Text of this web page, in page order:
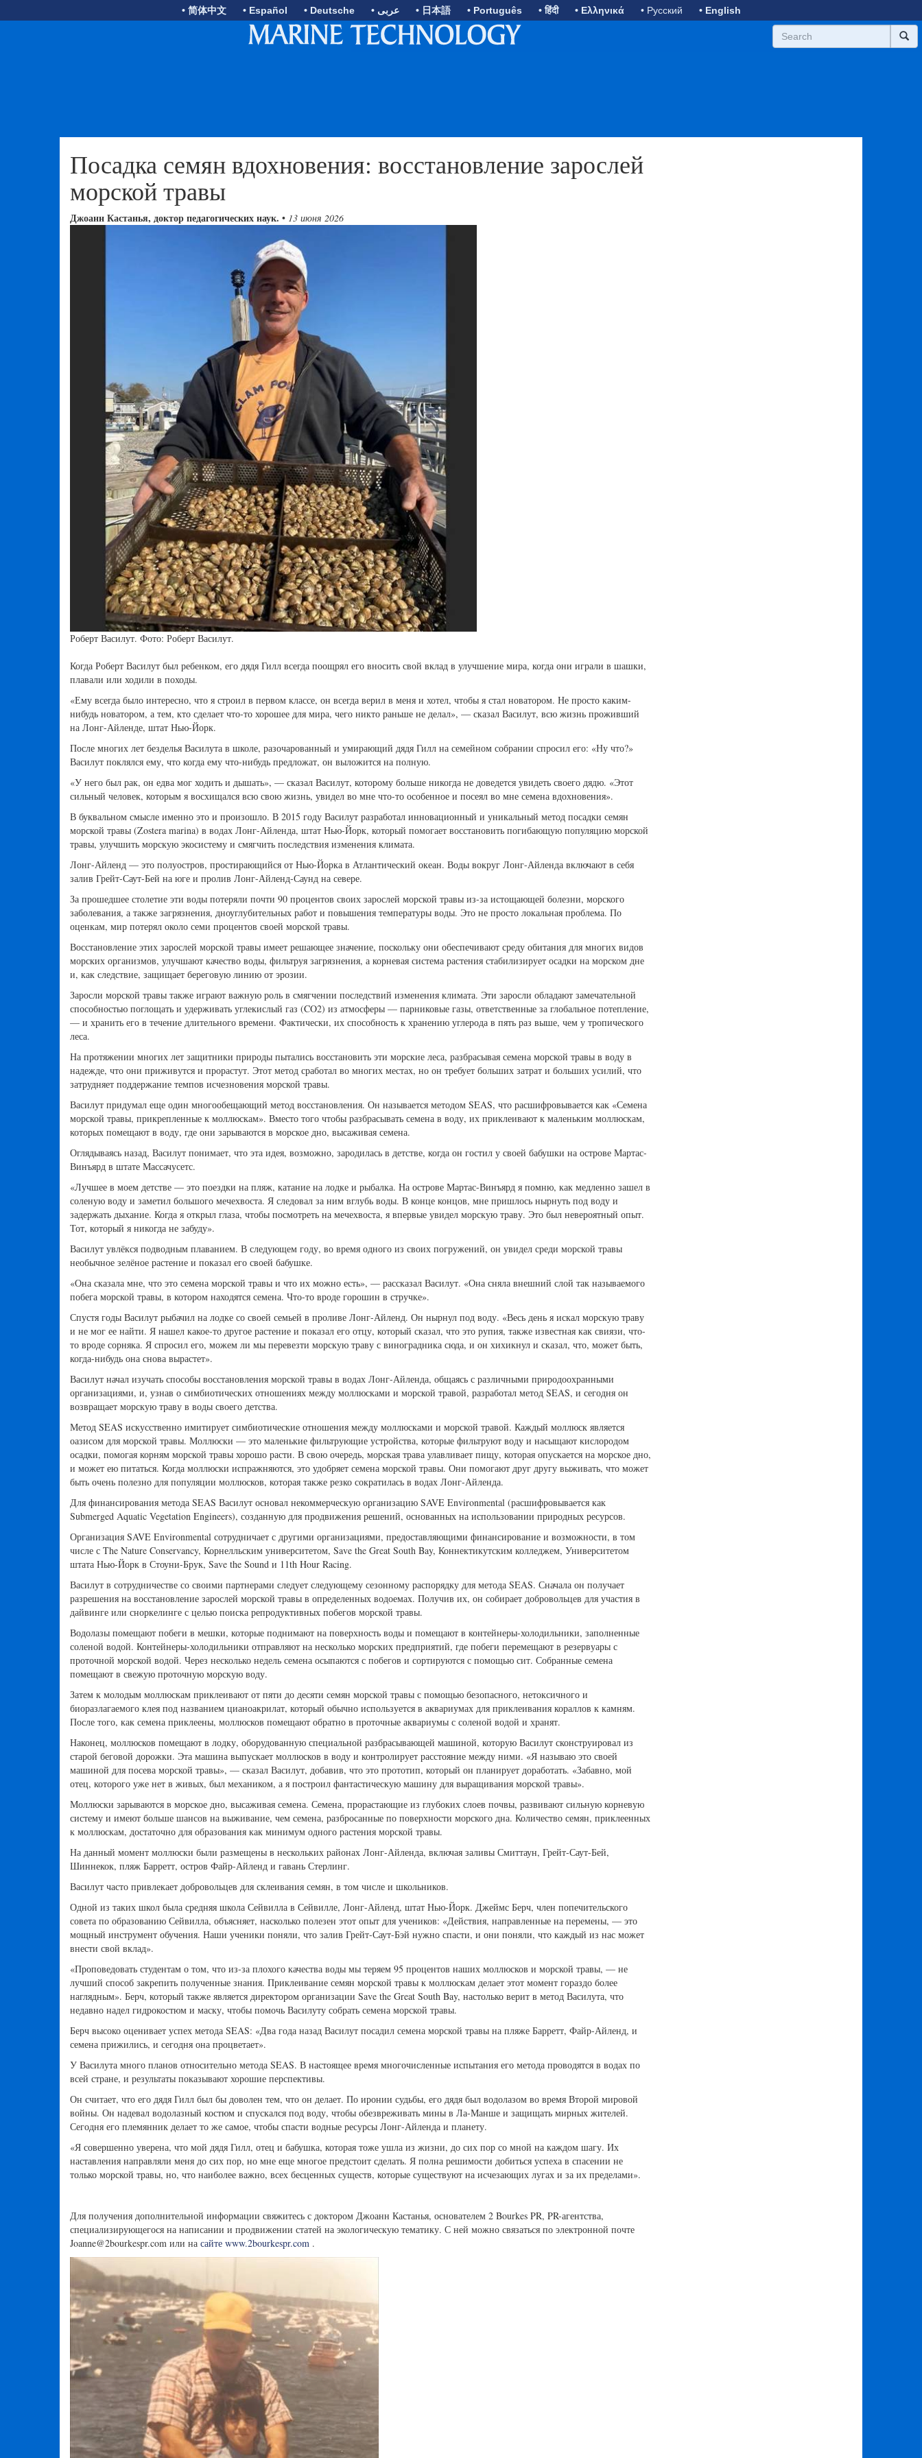
• 简体中文 • Español • Deutsche • عربى • 日本語 • Português • हिंदी • Ελληνικά • Русский • English
Посадка семян вдохновения: восстановление зарослей
морской травы
Джоанн Кастанья, доктор педагогических наук. • 13 июня 2026
Роберт Василут. Фото: Роберт Василут.
Когда Роберт Василут был ребенком, его дядя Гилл всегда поощрял его вносить свой вклад в улучшение мира, когда они играли в шашки,
плавали или ходили в походы.
«Ему всегда было интересно, что я строил в первом классе, он всегда верил в меня и хотел, чтобы я стал новатором. Не просто каким-
нибудь новатором, а тем, кто сделает что-то хорошее для мира, чего никто раньше не делал», — сказал Василут, всю жизнь проживший
на Лонг-Айленде, штат Нью-Йорк.
После многих лет безделья Василута в школе, разочарованный и умирающий дядя Гилл на семейном собрании спросил его: «Ну что?»
Василут поклялся ему, что когда ему что-нибудь предложат, он выложится на полную.
«У него был рак, он едва мог ходить и дышать», — сказал Василут, которому больше никогда не доведется увидеть своего дядю. «Этот
сильный человек, которым я восхищался всю свою жизнь, увидел во мне что-то особенное и посеял во мне семена вдохновения».
В буквальном смысле именно это и произошло. В 2015 году Василут разработал инновационный и уникальный метод посадки семян
морской травы (Zostera marina) в водах Лонг-Айленда, штат Нью-Йорк, который помогает восстановить погибающую популяцию морской
травы, улучшить морскую экосистему и смягчить последствия изменения климата.
Лонг-Айленд — это полуостров, простирающийся от Нью-Йорка в Атлантический океан. Воды вокруг Лонг-Айленда включают в себя
залив Грейт-Саут-Бей на юге и пролив Лонг-Айленд-Саунд на севере.
За прошедшее столетие эти воды потеряли почти 90 процентов своих зарослей морской травы из-за истощающей болезни, морского
заболевания, а также загрязнения, дноуглубительных работ и повышения температуры воды. Это не просто локальная проблема. По
оценкам, мир потерял около семи процентов своей морской травы.
Восстановление этих зарослей морской травы имеет решающее значение, поскольку они обеспечивают среду обитания для многих видов
морских организмов, улучшают качество воды, фильтруя загрязнения, а корневая система растения стабилизирует осадки на морском дне
и, как следствие, защищает береговую линию от эрозии.
Заросли морской травы также играют важную роль в смягчении последствий изменения климата. Эти заросли обладают замечательной
способностью поглощать и удерживать углекислый газ (CO2) из атмосферы — парниковые газы, ответственные за глобальное потепление,
— и хранить его в течение длительного времени. Фактически, их способность к хранению углерода в пять раз выше, чем у тропического
леса.
На протяжении многих лет защитники природы пытались восстановить эти морские леса, разбрасывая семена морской травы в воду в
надежде, что они приживутся и прорастут. Этот метод сработал во многих местах, но он требует больших затрат и больших усилий, что
затрудняет поддержание темпов исчезновения морской травы.
Василут придумал еще один многообещающий метод восстановления. Он называется методом SEAS, что расшифровывается как «Семена
морской травы, прикрепленные к моллюскам». Вместо того чтобы разбрасывать семена в воду, их приклеивают к маленьким моллюскам,
которых помещают в воду, где они зарываются в морское дно, высаживая семена.
Оглядываясь назад, Василут понимает, что эта идея, возможно, зародилась в детстве, когда он гостил у своей бабушки на острове Мартас-
Винъярд в штате Массачусетс.
«Лучшее в моем детстве — это поездки на пляж, катание на лодке и рыбалка. На острове Мартас-Винъярд я помню, как медленно зашел в
соленую воду и заметил большого мечехвоста. Я следовал за ним вглубь воды. В конце концов, мне пришлось нырнуть под воду и
задержать дыхание. Когда я открыл глаза, чтобы посмотреть на мечехвоста, я впервые увидел морскую траву. Это был невероятный опыт.
Тот, который я никогда не забуду».
Василут увлёкся подводным плаванием. В следующем году, во время одного из своих погружений, он увидел среди морской травы
необычное зелёное растение и показал его своей бабушке.
«Она сказала мне, что это семена морской травы и что их можно есть», — рассказал Василут. «Она сняла внешний слой так называемого
побега морской травы, в котором находятся семена. Что-то вроде горошин в стручке».
Спустя годы Василут рыбачил на лодке со своей семьей в проливе Лонг-Айленд. Он нырнул под воду. «Весь день я искал морскую траву
и не мог ее найти. Я нашел какое-то другое растение и показал его отцу, который сказал, что это рупия, также известная как свиязи, что-
то вроде сорняка. Я спросил его, можем ли мы перевезти морскую траву с виноградника сюда, и он хихикнул и сказал, что, может быть,
когда-нибудь она снова вырастет».
Василут начал изучать способы восстановления морской травы в водах Лонг-Айленда, общаясь с различными природоохранными
организациями, и, узнав о симбиотических отношениях между моллюсками и морской травой, разработал метод SEAS, и сегодня он
возвращает морскую траву в воды своего детства.
Метод SEAS искусственно имитирует симбиотические отношения между моллюсками и морской травой. Каждый моллюск является
оазисом для морской травы. Моллюски — это маленькие фильтрующие устройства, которые фильтруют воду и насыщают кислородом
осадки, помогая корням морской травы хорошо расти. В свою очередь, морская трава улавливает пищу, которая опускается на морское дно,
и может ею питаться. Когда моллюски испражняются, это удобряет семена морской травы. Они помогают друг другу выживать, что может
быть очень полезно для популяции моллюсков, которая также резко сократилась в водах Лонг-Айленда.
Для финансирования метода SEAS Василут основал некоммерческую организацию SAVE Environmental (расшифровывается как
Submerged Aquatic Vegetation Engineers), созданную для продвижения решений, основанных на использовании природных ресурсов.
Организация SAVE Environmental сотрудничает с другими организациями, предоставляющими финансирование и возможности, в том
числе с The Nature Conservancy, Корнелльским университетом, Save the Great South Bay, Коннектикутским колледжем, Университетом
штата Нью-Йорк в Стоуни-Брук, Save the Sound и 11th Hour Racing.
Василут в сотрудничестве со своими партнерами следует следующему сезонному распорядку для метода SEAS. Сначала он получает
разрешения на восстановление зарослей морской травы в определенных водоемах. Получив их, он собирает добровольцев для участия в
дайвинге или сноркелинге с целью поиска репродуктивных побегов морской травы.
Водолазы помещают побеги в мешки, которые поднимают на поверхность воды и помещают в контейнеры-холодильники, заполненные
соленой водой. Контейнеры-холодильники отправляют на несколько морских предприятий, где побеги перемещают в резервуары с
проточной морской водой. Через несколько недель семена осыпаются с побегов и сортируются с помощью сит. Собранные семена
помещают в свежую проточную морскую воду.
Затем к молодым моллюскам приклеивают от пяти до десяти семян морской травы с помощью безопасного, нетоксичного и
биоразлагаемого клея под названием цианоакрилат, который обычно используется в аквариумах для приклеивания кораллов к камням.
После того, как семена приклеены, моллюсков помещают обратно в проточные аквариумы с соленой водой и хранят.
Наконец, моллюсков помещают в лодку, оборудованную специальной разбрасывающей машиной, которую Василут сконструировал из
старой беговой дорожки. Эта машина выпускает моллюсков в воду и контролирует расстояние между ними. «Я называю это своей
машиной для посева морской травы», — сказал Василут, добавив, что это прототип, который он планирует доработать. «Забавно, мой
отец, которого уже нет в живых, был механиком, а я построил фантастическую машину для выращивания морской травы».
Моллюски зарываются в морское дно, высаживая семена. Семена, прорастающие из глубоких слоев почвы, развивают сильную корневую
систему и имеют больше шансов на выживание, чем семена, разбросанные по поверхности морского дна. Количество семян, приклеенных
к моллюскам, достаточно для образования как минимум одного растения морской травы.
На данный момент моллюски были размещены в нескольких районах Лонг-Айленда, включая заливы Смиттаун, Грейт-Саут-Бей,
Шиннекок, пляж Барретт, остров Файр-Айленд и гавань Стерлинг.
Василут часто привлекает добровольцев для склеивания семян, в том числе и школьников.
Одной из таких школ была средняя школа Сейвилла в Сейвилле, Лонг-Айленд, штат Нью-Йорк. Джеймс Берч, член попечительского
совета по образованию Сейвилла, объясняет, насколько полезен этот опыт для учеников: «Действия, направленные на перемены, — это
мощный инструмент обучения. Наши ученики поняли, что залив Грейт-Саут-Бэй нужно спасти, и они поняли, что каждый из нас может
внести свой вклад».
«Проповедовать студентам о том, что из-за плохого качества воды мы теряем 95 процентов наших моллюсков и морской травы, — не
лучший способ закрепить полученные знания. Приклеивание семян морской травы к моллюскам делает этот момент гораздо более
наглядным». Берч, который также является директором организации Save the Great South Bay, настолько верит в метод Василута, что
недавно надел гидрокостюм и маску, чтобы помочь Василуту собрать семена морской травы.
Берч высоко оценивает успех метода SEAS: «Два года назад Василут посадил семена морской травы на пляже Барретт, Файр-Айленд, и
семена прижились, и сегодня она процветает».
У Василута много планов относительно метода SEAS. В настоящее время многочисленные испытания его метода проводятся в водах по
всей стране, и результаты показывают хорошие перспективы.
Он считает, что его дядя Гилл был бы доволен тем, что он делает. По иронии судьбы, его дядя был водолазом во время Второй мировой
войны. Он надевал водолазный костюм и спускался под воду, чтобы обезвреживать мины в Ла-Манше и защищать мирных жителей.
Сегодня его племянник делает то же самое, чтобы спасти водные ресурсы Лонг-Айленда и планету.
«Я совершенно уверена, что мой дядя Гилл, отец и бабушка, которая тоже ушла из жизни, до сих пор со мной на каждом шагу. Их
наставления направляли меня до сих пор, но мне еще многое предстоит сделать. Я полна решимости добиться успеха в спасении не
только морской травы, но, что наиболее важно, всех бесценных существ, которые существуют на исчезающих лугах и за их пределами».
Для получения дополнительной информации свяжитесь с доктором Джоанн Кастанья, основателем 2 Bourkes PR, PR-агентства,
специализирующегося на написании и продвижении статей на экологическую тематику. С ней можно связаться по электронной почте
Joanne@2bourkespr.com или на сайте www.2bourkespr.com .